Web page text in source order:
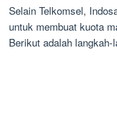
Selain Telkomsel,
untuk membuat kuota
Berikut adalah langkah-